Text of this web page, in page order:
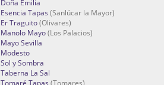
Doña Emilia
Esencia Tapas (Sanlúcar la Mayor)
Er Traguito(Olivares)
Manolo Mayo(Los Palacios)
Mayo Sevilla
Modesto
Sol y Sombra
Taberna La Sal
Tomaré Tapas (Tomares)